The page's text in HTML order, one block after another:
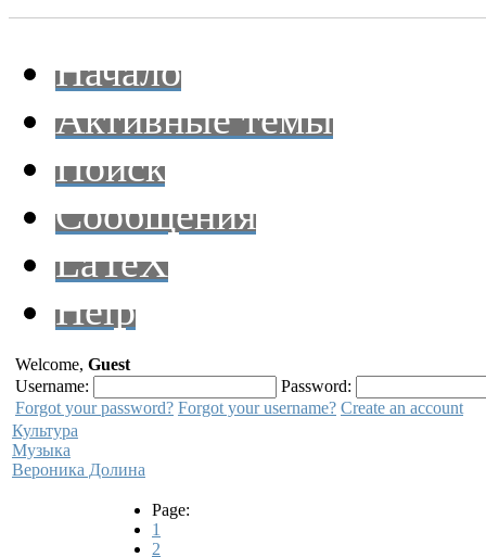
Начало
Активные темы
Поиск
Сообщения
LaTeX
Help
Welcome, Guest
Username:
Password:
Forgot your password? Forgot your username? Create an account
Культура
Музыка
Вероника Долина
Page:
1
2